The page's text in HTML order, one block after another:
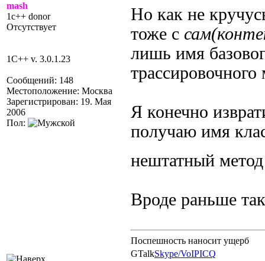
mash
1c++ donor
Отсутствует
1C++ v. 3.0.1.23
Сообщений: 148
Местоположение: Москва
Зарегистрирован: 19. Мая
2006
Пол:
Но как не
тоже с
лишь имя
трассировочного
Я конечно
получаю имя
нештатный
Вроде раньше
Поспешность наносит ущерб
GTalkSkype/VoIPICQ